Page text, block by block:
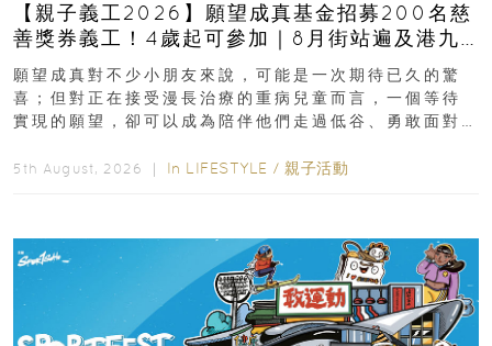
【親子義工2026】願望成真基金招募200名慈
善獎券義工！4歲起可參加｜8月街站遍及港九
新界
願望成真對不少小朋友來說，可能是一次期待已久的驚
喜；但對正在接受漫長治療的重病兒童而言，一個等待
實現的願望，卻可以成為陪伴他們走過低谷、勇敢面對
5th August, 2026 ｜ In LIFESTYLE / 親子活動